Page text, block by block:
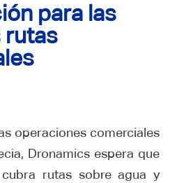
para las
rutas
operaciones comerciales
Dronamics espera que
rutas sobre agua y